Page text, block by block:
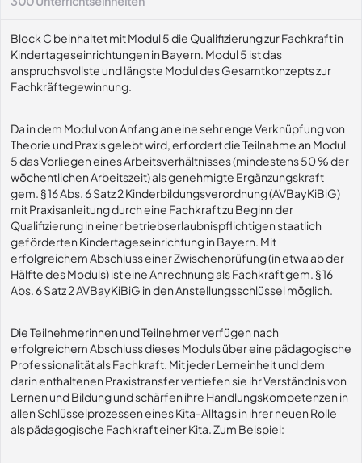
Block C beinhaltet mit Modul 5 die Qualifizierung zur Fachkraft in
Kindertageseinrichtungen in Bayern. Modul 5 ist das
anspruchsvollste und längste Modul des Gesamtkonzepts zur
Fachkräftegewinnung.
Da in dem Modul von Anfang an eine sehr enge Verknüpfung von
Theorie und Praxis gelebt wird, erfordert die Teilnahme an Modul
5 das Vorliegen eines Arbeitsverhältnisses (mindestens 50 % der
wöchentlichen Arbeitszeit) als genehmigte Ergänzungskraft
gem. § 16 Abs. 6 Satz 2 Kinderbildungsverordnung (AVBayKiBiG)
mit Praxisanleitung durch eine Fachkraft zu Beginn der
Qualifizierung in einer betriebserlaubnispflichtigen staatlich
geförderten Kindertageseinrichtung in Bayern. Mit
erfolgreichem Abschluss einer Zwischenprüfung (in etwa ab der
Hälfte des Moduls) ist eine Anrechnung als Fachkraft gem. § 16
Abs. 6 Satz 2 AVBayKiBiG in den Anstellungsschlüssel möglich.
Die Teilnehmerinnen und Teilnehmer verfügen nach
erfolgreichem Abschluss dieses Moduls über eine pädagogische
Professionalität als Fachkraft. Mit jeder Lerneinheit und dem
darin enthaltenen Praxistransfer vertiefen sie ihr Verständnis von
Lernen und Bildung und schärfen ihre Handlungskompetenzen in
allen Schlüsselprozessen eines Kita-Alltags in ihrer neuen Rolle
als pädagogische Fachkraft einer Kita. Zum Beispiel: